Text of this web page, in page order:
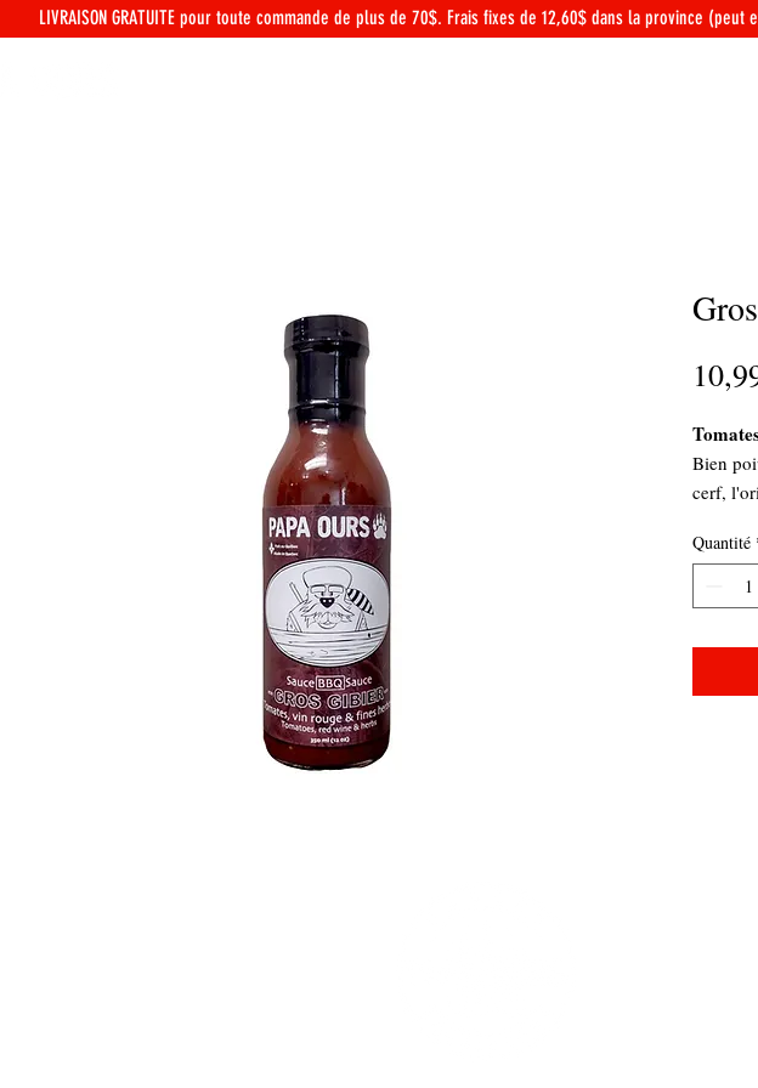
LIVRAISON GRATUITEpour toute commande de plus de 70$. Frais fixes de 12,60$ dans la province (peut
Bien
cerf,
Quantité